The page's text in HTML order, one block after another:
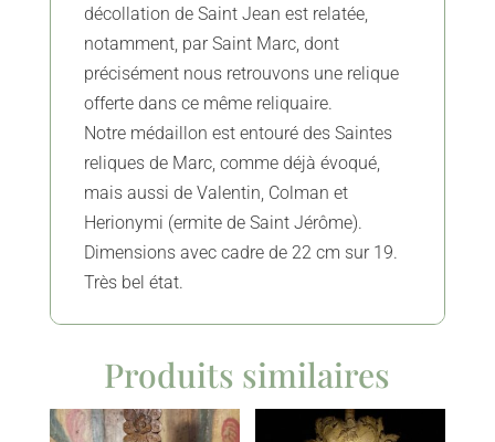
décollation de Saint Jean est relatée,
notamment, par Saint Marc, dont
précisément nous retrouvons une relique
offerte dans ce même reliquaire.
Notre médaillon est entouré des Saintes
reliques de Marc, comme déjà évoqué,
mais aussi de Valentin, Colman et
Herionymi (ermite de Saint Jérôme).
Dimensions avec cadre de 22 cm sur 19.
Très bel état.
Produits similaires